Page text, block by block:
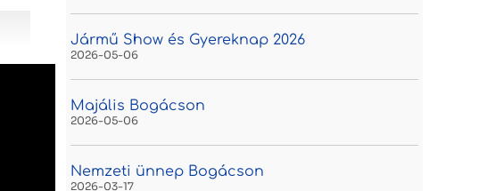
Jármű Show és Gyereknap 2026
2026-05-06
Majális Bogácson
2026-05-06
Nemzeti ünnep Bogácson
2026-03-17